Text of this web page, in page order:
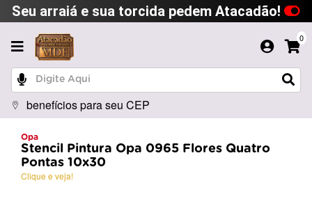
Seu arraiá e sua torcida pedem Atacadão!
0
benefícios para seu CEP
Opa
Stencil Pintura Opa 0965 Flores Quatro
Pontas 10x30
Clique e veja!